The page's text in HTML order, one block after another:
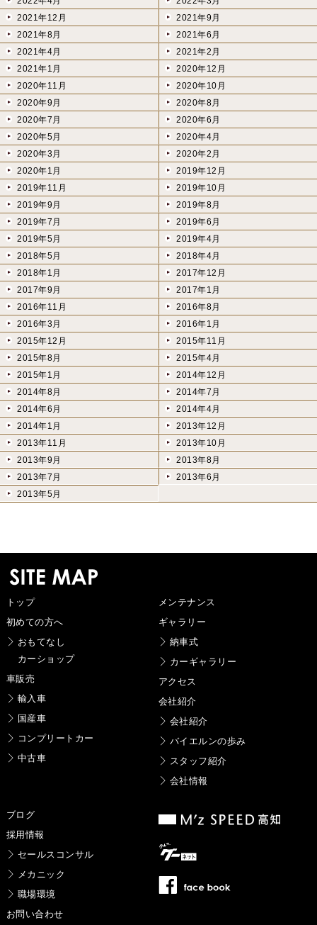
2021年12月
2021年9月
2021年8月
2021年6月
2021年4月
2021年2月
2021年1月
2020年12月
2020年11月
2020年10月
2020年9月
2020年8月
2020年7月
2020年6月
2020年5月
2020年4月
2020年3月
2020年2月
2020年1月
2019年12月
2019年11月
2019年10月
2019年9月
2019年8月
2019年7月
2019年6月
2019年5月
2019年4月
2018年5月
2018年4月
2018年1月
2017年12月
2017年9月
2017年1月
2016年11月
2016年8月
2016年3月
2016年1月
2015年12月
2015年11月
2015年8月
2015年4月
2015年1月
2014年12月
2014年8月
2014年7月
2014年6月
2014年4月
2014年1月
2013年12月
2013年11月
2013年10月
2013年9月
2013年8月
2013年7月
2013年6月
2013年5月
トップ
初めての方へ
おもてなし
カーショップ
車販売
輸入車
国産車
コンプリートカー
中古車
メンテナンス
ギャラリー
納車式
カーギャラリー
アクセス
会社紹介
会社紹介
バイエルンの歩み
スタッフ紹介
会社情報
ブログ
採用情報
セールスコンサル
メカニック
職場環境
お問い合わせ